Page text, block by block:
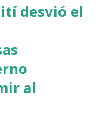
desvió el
al